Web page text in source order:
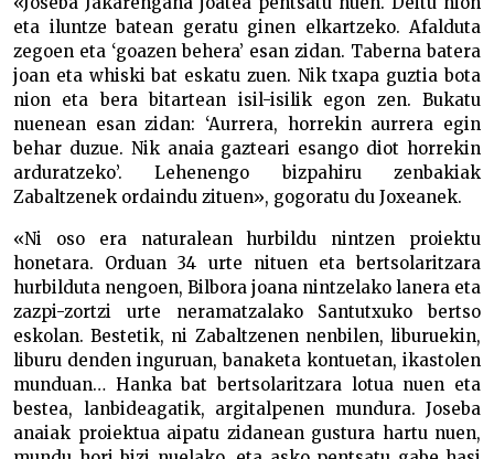
eta iluntze batean geratu ginen elkartzeko. Afalduta
zegoen eta ‘goazen behera’ esan zidan. Taberna batera
joan eta whiski bat eskatu zuen. Nik txapa guztia bota
nion eta bera bitartean isil-isilik egon zen. Bukatu
nuenean esan zidan: ‘Aurrera, horrekin aurrera egin
behar duzue. Nik anaia gazteari esango diot horrekin
arduratzeko’. Lehenengo bizpahiru zenbakiak
Zabaltzenek ordaindu zituen», gogoratu du Joxeanek.
«Ni oso era naturalean hurbildu nintzen proiektu
honetara. Orduan 34 urte nituen eta bertsolaritzara
hurbilduta nengoen, Bilbora joana nintzelako lanera eta
zazpi-zortzi urte neramatzalako Santutxuko bertso
eskolan. Bestetik, ni Zabaltzenen nenbilen, liburuekin,
liburu denden inguruan, banaketa kontuetan, ikastolen
munduan… Hanka bat bertsolaritzara lotua nuen eta
bestea, lanbideagatik, argitalpenen mundura. Joseba
anaiak proiektua aipatu zidanean gustura hartu nuen,